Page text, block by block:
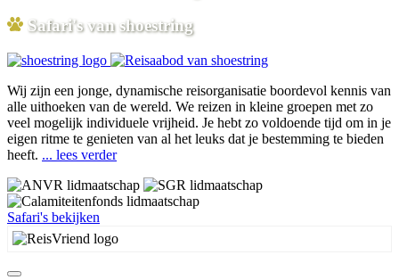
Safari's van shoestring
Wij zijn een jonge, dynamische reisorganisatie boordevol kennis van
alle uithoeken van de wereld. We reizen in kleine groepen met zo
veel mogelijk individuele vrijheid. Je hebt zo voldoende tijd om in je
eigen ritme te genieten van al het leuks dat je bestemming te bieden
heeft. ... lees verder
Safari's bekijken